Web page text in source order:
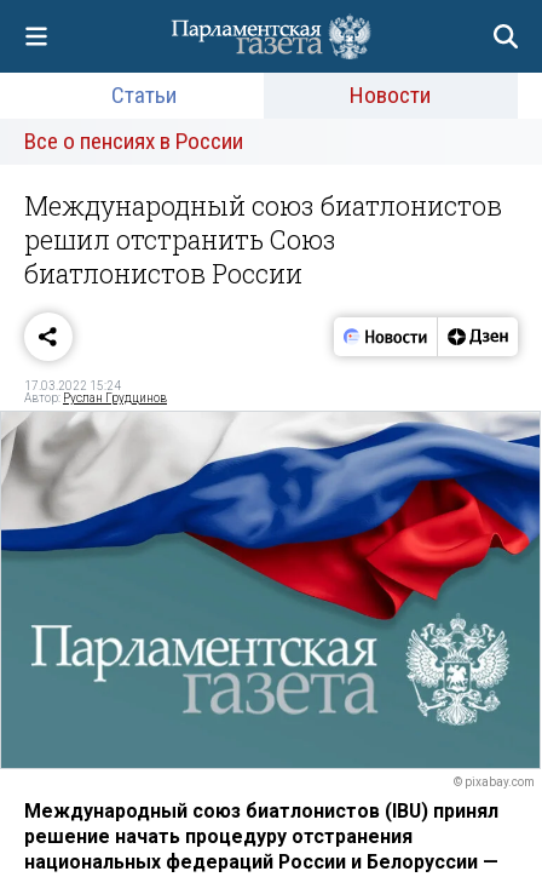
Статьи
Новости
Все о пенсиях в России
Международный союз биатлонистов
решил отстранить Союз
биатлонистов России
17.03.2022 15:24
Автор: Руслан Грудцинов
© pixabay.com
Международный союз биатлонистов (IBU) принял
решение начать процедуру отстранения
национальных федераций России и Белоруссии —